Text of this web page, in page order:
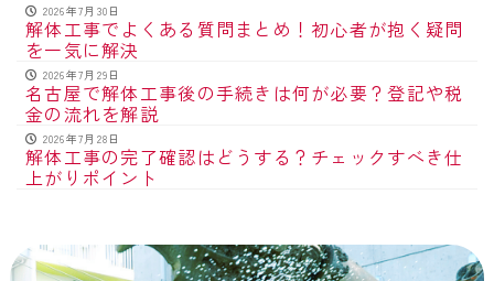
2026年7月30日
解体工事でよくある質問まとめ！初心者が抱く疑問
を一気に解決
2026年7月29日
名古屋で解体工事後の手続きは何が必要？登記や税
金の流れを解説
2026年7月28日
解体工事の完了確認はどうする？チェックすべき仕
上がりポイント